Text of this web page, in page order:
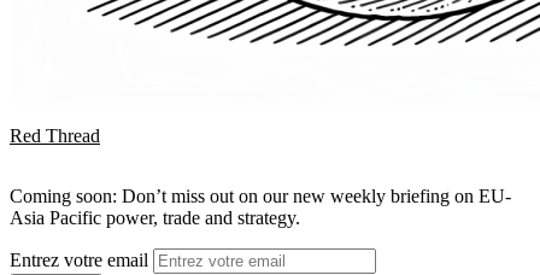
Red Thread
Coming soon: Don’t miss out on our new weekly briefing on EU-
Asia Pacific power, trade and strategy.
Entrez votre email